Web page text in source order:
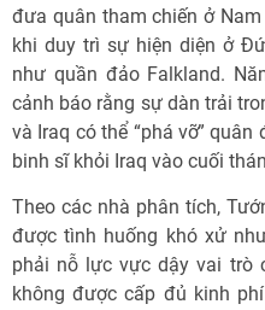
đưa quân tham chiến ở
khi duy trì sự hiện diện ở
như quần đảo Falkland.
cảnh báo rằng sự dàn trải
và Iraq có thể “phá vỡ”
binh sĩ khỏi Iraq vào cuối
Theo các nhà phân tích,
được tình huống khó xử
phải nỗ lực vực dậy vai trò
không được cấp đủ kinh